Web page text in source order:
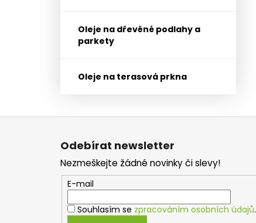
Oleje na dřevěné podlahy a
parkety
Oleje na terasová prkna
Z
Odebírat newsletter
Nezmeškejte žádné novinky či slevy!
E-mail
Souhlasím se zpracováním osobních údajů.